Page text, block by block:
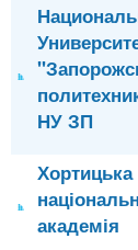
НУ ЗП
Хортицька
академія